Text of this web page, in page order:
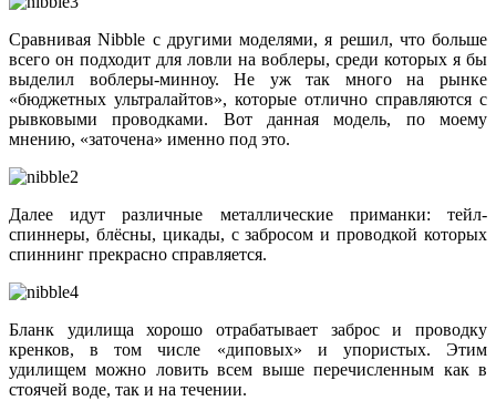
Сравнивая Nibble с другими моделями, я решил, что больше
всего он подходит для ловли на воблеры, среди которых я бы
выделил воблеры-минноу. Не уж так много на рынке
«бюджетных ультралайтов», которые отлично справляются с
рывковыми проводками. Вот данная модель, по моему
мнению, «заточена» именно под это.
Далее идут различные металлические приманки: тейл-
спиннеры, блёсны, цикады, с забросом и проводкой которых
спиннинг прекрасно справляется.
Бланк удилища хорошо отрабатывает заброс и проводку
кренков, в том числе «диповых» и упористых. Этим
удилищем можно ловить всем выше перечисленным как в
стоячей воде, так и на течении.